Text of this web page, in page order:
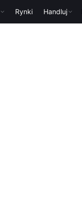
Rynki Handluj